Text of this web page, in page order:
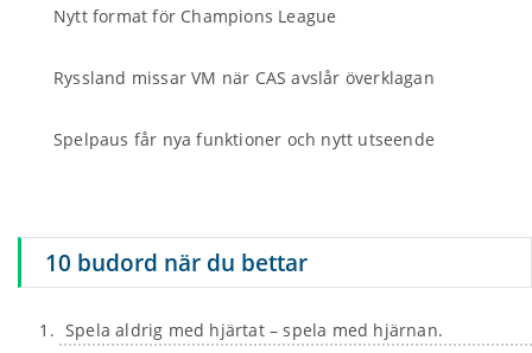
Nytt format för Champions League
Ryssland missar VM när CAS avslår överklagan
Spelpaus får nya funktioner och nytt utseende
10 budord när du bettar
Spela aldrig med hjärtat – spela med hjärnan.